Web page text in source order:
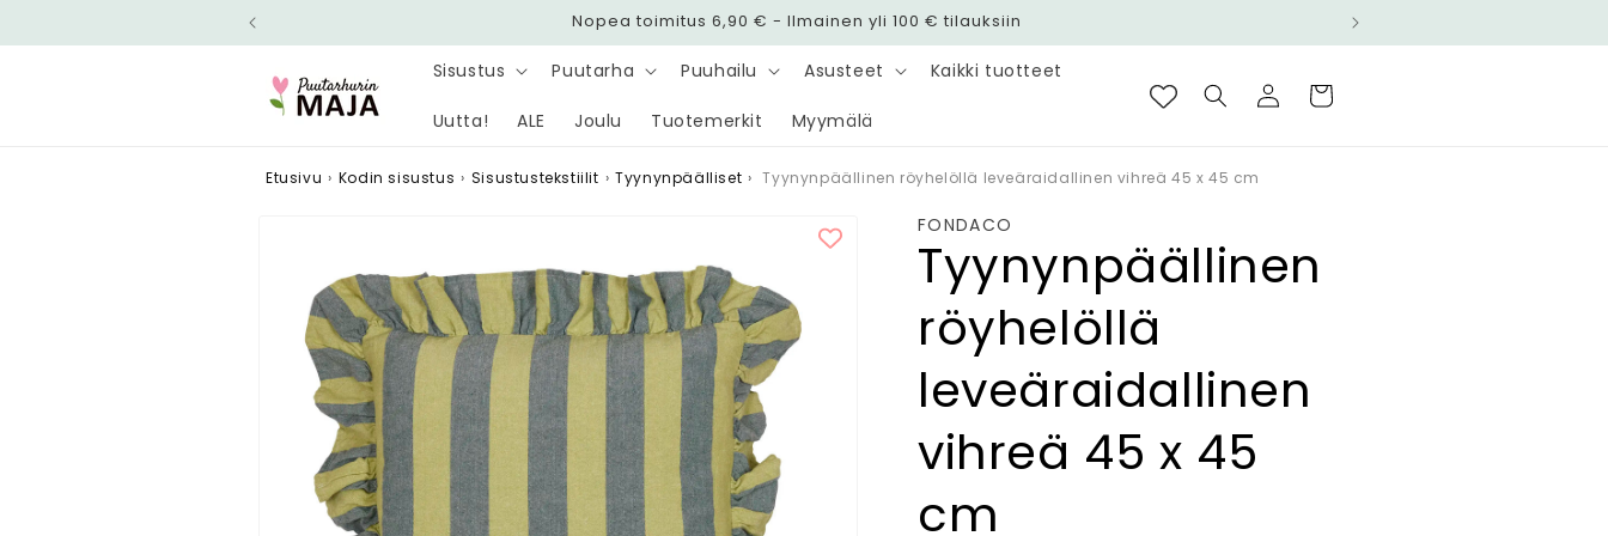
sisältöön
Nopea toimitus 6,90 € - Ilmainen yli 100 € tilauksiin
Sisustus Puutarha Puuhailu Asusteet Kaikki tuotteet
Uutta! ALE Joulu Tuotemerkit Myymälä
Kirjaudu
sisään
Ostoskori
Etusivu › Kodin sisustus › Sisustustekstiilit › Tyynynpäälliset › Tyynynpäällinen röyhelöllä leveäraidallinen vihreä 45 x 45 cm
FONDACO
Tyynynpäällinen
röyhelöllä
leveäraidallinen
vihreä 45 x 45
cm